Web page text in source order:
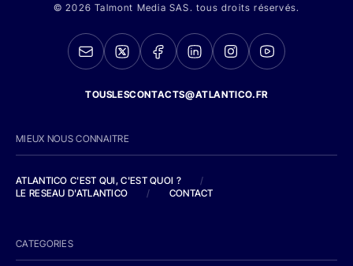
© 2026 Talmont Media SAS. tous droits réservés.
TOUSLESCONTACTS@ATLANTICO.FR
MIEUX NOUS CONNAITRE
ATLANTICO C'EST QUI, C'EST QUOI ?
/
LE RESEAU D'ATLANTICO
/ CONTACT
CATEGORIES